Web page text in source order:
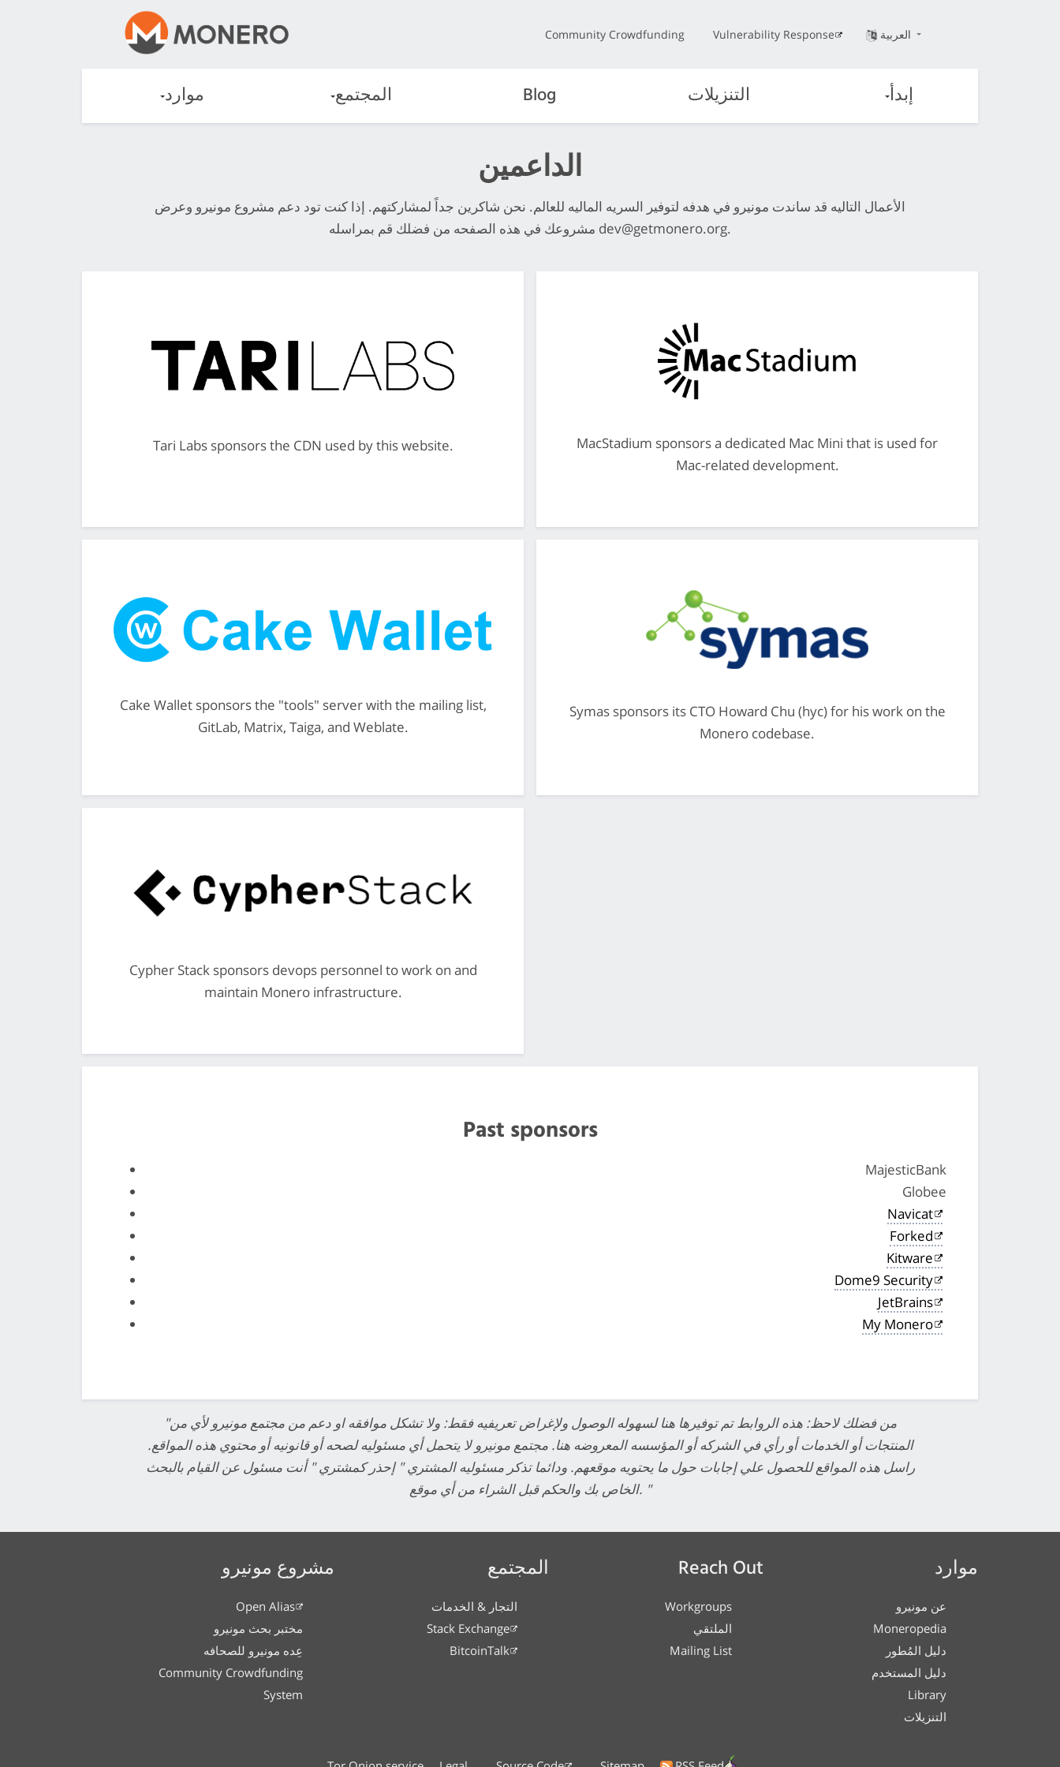
Community Crowdfunding Vulnerability Response
إبدأ التنزيلات Blog المجتمع موارد
الداعمين
الأعمال التاليه قد ساندت مونيرو في هدفه لتوفير السريه الماليه للعالم. نحن شاكرين جداً لمشاركتهم. إذا كنت تود دعم مشروع مونيرو وعرض
dev@getmonero.org.
Tari Labs sponsors the CDN used by this website.
MacStadium sponsors a dedicated Mac Mini that is used for
Mac-related development.
Cake Wallet sponsors the "tools" server with the mailing list,
GitLab, Matrix, Taiga, and Weblate.
Symas sponsors its CTO Howard Chu (hyc) for his work on the
Monero codebase.
Cypher Stack sponsors devops personnel to work on and
maintain Monero infrastructure.
Past sponsors
MajesticBank
Globee
Navicat
Forked
Kitware
Dome9 Security
JetBrains
My Monero
"من فضلك لاحظ: هذه الروابط تم توفيرها هنا لسهوله الوصول ولإغراض تعريفيه فقط: ولا تشكل موافقه او دعم من مجتمع مونيرو لأي من
المنتجات أو الخدمات أو رأي في الشركه أو المؤسسه المعروضه هنا. مجتمع مونيرو لا يتحمل أي مسئوليه لصحه أو قانونيه أو محتوي هذه المواقع.
راسل هذه المواقع للحصول علي إجابات حول ما يحتويه موقعهم. ودائما تذكر مسئوليه المشتري " إحذر كمشتري " أنت مسئول عن القيام بالبحث
الخاص بك والحكم قبل الشراء من أي موقع. "
موارد
عن مونيرو
Moneropedia
دليل المُطور
دليل المستخدم
Library
التنزيلات
Reach Out
Workgroups
الملتقي
Mailing List
المجتمع
التجار & الخدمات
Stack Exchange
BitcoinTalk
مشروع مونيرو
Open Alias
مختبر بحث مونيرو
عِده مونيرو للصحافه
Community Crowdfunding
System